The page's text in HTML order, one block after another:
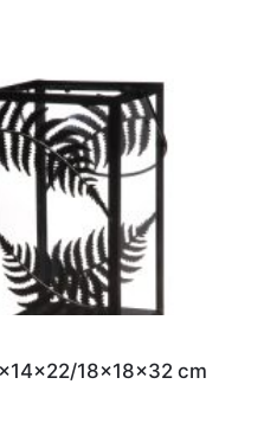
18x18x32 cm